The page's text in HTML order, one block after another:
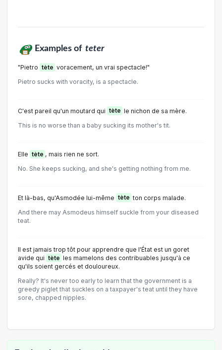
Examples of teter
"Pietro tète voracement, un vrai spectacle!"
Pietro sucks with voracity, is a spectacle.
C'est pareil qu'un moutard qui tète le nichon de sa mère.
This is no worse than a baby sucking its mother's tit.
Elle tète , mais rien ne sort.
No. She keeps sucking, and she's getting nothing from me.
Et là-bas, qu'Asmodée lui-même tète ton corps malade.
And there may Asmodeus himself suckle from your diseased
teat.
Il est jamais trop tôt pour apprendre que l'État est un goret
avide qui tète les mamelons des contribuables jusqu'à ce
qu'ils soient gercés et douloureux.
Really? It's never too early to learn that the government is a
greedy piglet that suckles on a taxpayer's teat until they have
sore, chapped nipples.